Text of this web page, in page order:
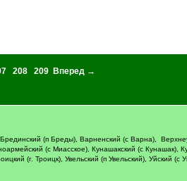
208 209
Вперед →
(п Бреды), Варненский (с Варна),
(с Миасское), Кунашакский (с Кунашак),
(г. Троицк), Увельский (п Увельский), Уйский (с